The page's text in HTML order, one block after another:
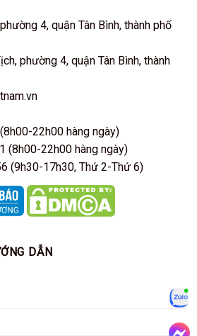
4, quận Tân Bình, thành phố
phường 4, quận Tân Bình, thành
22h00 hàng ngày)
(8h00-22h00 hàng ngày)
(9h30-17h30, Thứ 2-Thứ 6)
DẪN